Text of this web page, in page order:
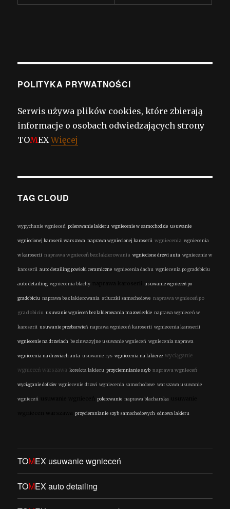
POLITYKA PRYWATNOŚCI
Serwis używa plików cookies, które zbierają
informacje o osobach odwiedzających strony
TOMEXWięcej
TAG CLOUD
wypychanie wgnieceń polerowanie lakieru wgniecenie w samochodzie usuwanie
wgniecionej karoserii warszawa naprawa wgniecionej karoserii wgniecenia wgniecenia
w karoserii naprawa wgnieceń bez lakierowania wgniecione drzwi auta wgniecenie w
karoserii auto detailing powłoki ceramiczne wgniecenia dachu wgniecenia po gradobiciu
auto detailing wgniecenia blachy usuwanie wgnieceń po
gradobiciu naprawa bez lakierowania stłuczki samochodowe naprawa wgnieceń po
gradobiciu usuwanie wgnieceń bez lakierowania mazowieckie naprawa wgnieceń w
karoserii usuwanie przebarwień naprawa wgnieceń karoserii wgniecenia karoserii
wgniecenie na drzwiach bezinwazyjne usuwanie wgnieceń wgniecenia naprawa
wgniecenia na drzwiach auta usuwanie rys wgniecenia na lakierze wyciąganie
wgnieceń warszawa korekta lakieru przyciemnianie szyb naprawa wgnieceń
wyciąganie dołków wgniecenie drzwi wgniecenia samochodowe warszawa usuwanie
wgnieceń polerowanie naprawa blacharska
przyciemnianie szyb samochodowych odnowa lakieru
TOMEX usuwanie wgnieceń
TOMEX auto detailing